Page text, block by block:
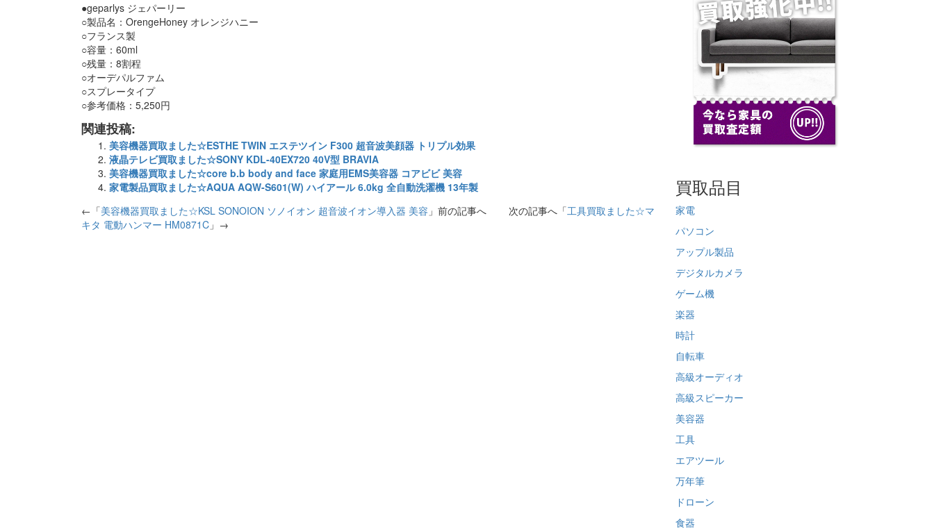
●geparlys ジェパーリー
○製品名：OrengeHoney オレンジハニー
○フランス製
○容量：60ml
○残量：8割程
○オーデパルファム
○スプレータイプ
○参考価格：5,250円
関連投稿:
美容機器買取ました☆ESTHE TWIN エステツイン F300 超音波美顔器 トリプル効果
液晶テレビ買取ました☆SONY KDL-40EX720 40V型 BRAVIA
美容機器買取ました☆core b.b body and face 家庭用EMS美容器 コアビビ 美容
家電製品買取ました☆AQUA AQW-S601(W) ハイアール 6.0kg 全自動洗濯機 13年製
←「美容機器買取ました☆KSL SONOION ソノイオン 超音波イオン導入器 美容 」前の記事へ 次の記事へ「工具買取ました☆マ
キタ 電動ハンマー HM0871C 」→
買取品目
家電
パソコン
アップル製品
デジタルカメラ
ゲーム機
楽器
時計
自転車
高級オーディオ
高級スピーカー
美容器
工具
エアツール
万年筆
ドローン
食器